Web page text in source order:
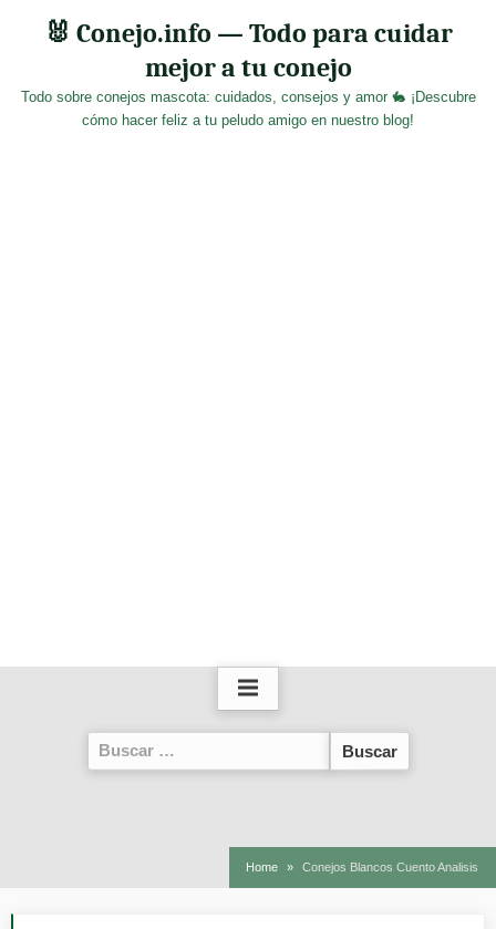
🐰 Conejo.info — Todo para cuidar
mejor a tu conejo
Todo sobre conejos mascota: cuidados, consejos y amor 🐇 ¡Descubre
cómo hacer feliz a tu peludo amigo en nuestro blog!
Buscar:
Home Conejos Blancos Cuento Analisis